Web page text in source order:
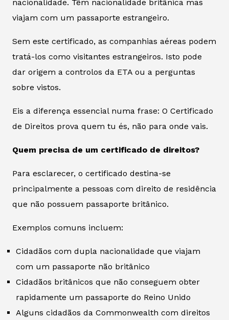
nacionalidade. Têm nacionalidade britânica mas
viajam com um passaporte estrangeiro.
Sem este certificado, as companhias aéreas podem
tratá-los como visitantes estrangeiros. Isto pode
dar origem a controlos da ETA ou a perguntas
sobre vistos.
Eis a diferença essencial numa frase: O Certificado
de Direitos prova quem tu és, não para onde vais.
Quem precisa de um certificado de direitos?
Para esclarecer, o certificado destina-se
principalmente a pessoas com direito de residência
que não possuem passaporte britânico.
Exemplos comuns incluem:
Cidadãos com dupla nacionalidade que viajam
com um passaporte não britânico
Cidadãos britânicos que não conseguem obter
rapidamente um passaporte do Reino Unido
Alguns cidadãos da Commonwealth com direitos